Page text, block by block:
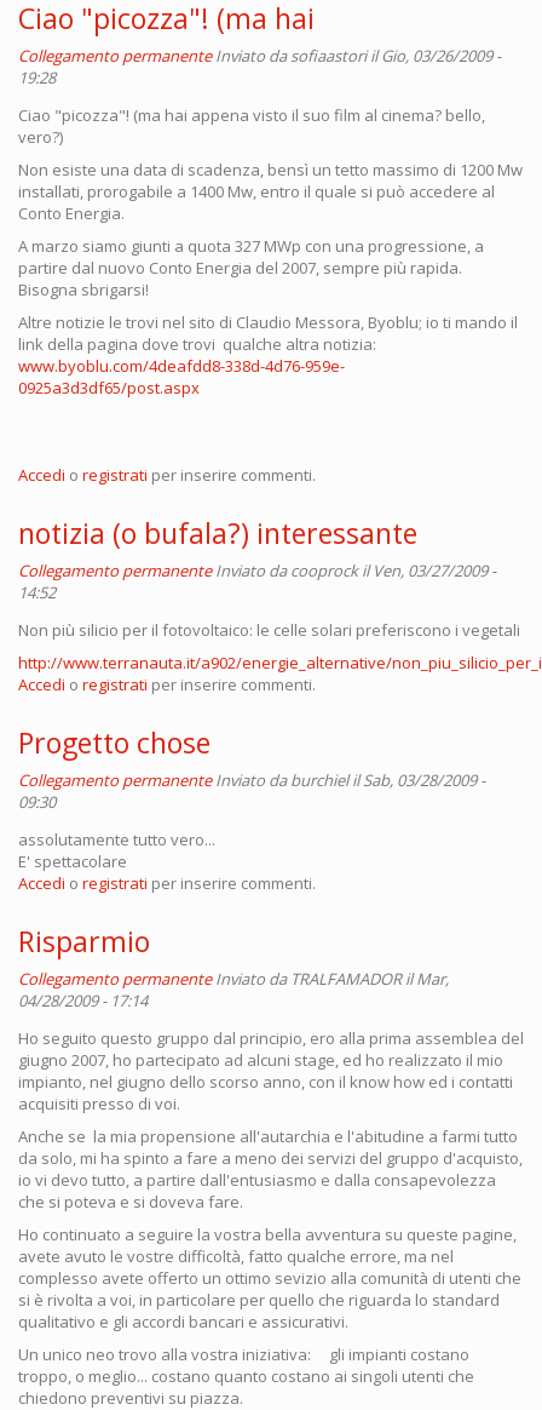
Ciao "picozza"! (ma hai
Collegamento permanente Inviato da sofiaastoriil Gio, 03/26/2009 -
19:28
Ciao "picozza"! (ma hai appena visto il suo film al cinema? bello,
vero?)
Non esiste una data di scadenza, bensì un tetto massimo di 1200 Mw
installati, prorogabile a 1400 Mw, entro il quale si può accedere al
Conto Energia.
A marzo siamo giunti a quota 327 MWp con una progressione, a
partire dal nuovo Conto Energia del 2007, sempre più rapida.
Bisogna sbrigarsi!
Altre notizie le trovi nel sito di Claudio Messora, Byoblu; io ti mando il
link della pagina dove trovi qualche altra notizia:
www.byoblu.com/4deafdd8-338d-4d76-959e-
0925a3d3df65/post.aspx
Accedi o registrati per inserire commenti.
notizia (o bufala?) interessante
Collegamento permanente Inviato dacooprockil Ven, 03/27/2009 -
14:52
Non più silicio per il fotovoltaico: le celle solari preferiscono i vegetali
http://www.terranauta.it/a902/energie_alternative/
Accedi o registrati per inserire commenti.
Progetto chose
Collegamento permanente Inviato daburchielil Sab, 03/28/2009 -
09:30
assolutamente tutto vero...
E' spettacolare
Accedi o registrati per inserire commenti.
Risparmio
Collegamento permanente Inviato da TRALFAMADORil Mar,
04/28/2009 - 17:14
Ho seguito questo gruppo dal principio, ero alla prima assemblea del
giugno 2007, ho partecipato ad alcuni stage, ed ho realizzato il mio
impianto, nel giugno dello scorso anno, con il know how ed i contatti
acquisiti presso di voi.
Anche se la mia propensione all'autarchia e l'abitudine a farmi tutto
da solo, mi ha spinto a fare a meno dei servizi del gruppo d'acquisto,
io vi devo tutto, a partire dall'entusiasmo e dalla consapevolezza
che si poteva e si doveva fare.
Ho continuato a seguire la vostra bella avventura su queste pagine,
avete avuto le vostre difficoltà, fatto qualche errore, ma nel
complesso avete offerto un ottimo sevizio alla comunità di utenti che
si è rivolta a voi, in particolare per quello che riguarda lo standard
qualitativo e gli accordi bancari e assicurativi.
Un unico neo trovo alla vostra iniziativa: gli impianti costano
troppo, o meglio... costano quanto costano ai singoli utenti che
chiedono preventivi su piazza.